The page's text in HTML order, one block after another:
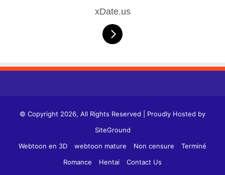
xDate.us
© Copyright 2026, All Rights Reserved | Proudly Hosted by
SiteGround
Webtoon en 3D
webtoon mature Non censure
Terminé
Romance
Hentai Contact Us